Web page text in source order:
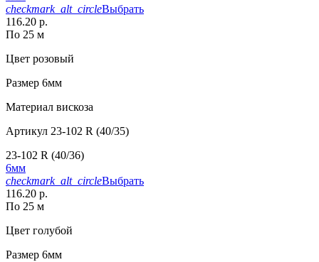
checkmark_alt_circleВыбрать
116.20 р.
По 25 м
Цвет розовый
Размер 6мм
Материал вискоза
Артикул 23-102 R (40/35)
23-102 R (40/36)
6мм
checkmark_alt_circleВыбрать
116.20 р.
По 25 м
Цвет голубой
Размер 6мм